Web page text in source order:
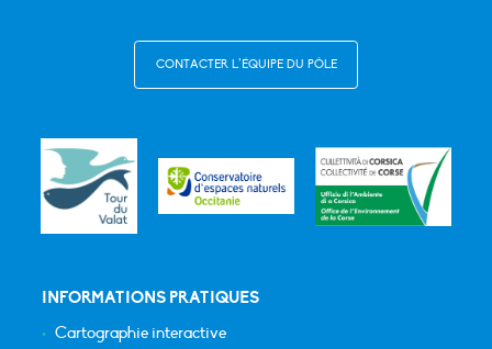
CONTACTER L’ÉQUIPE DU PÔLE
INFORMATIONS PRATIQUES
Cartographie interactive